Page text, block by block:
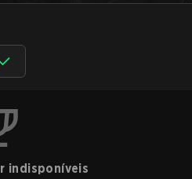
indisponíveis